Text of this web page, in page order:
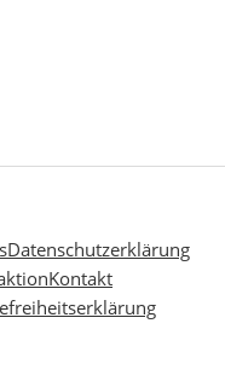
Datenschutzerklärung
Kontakt